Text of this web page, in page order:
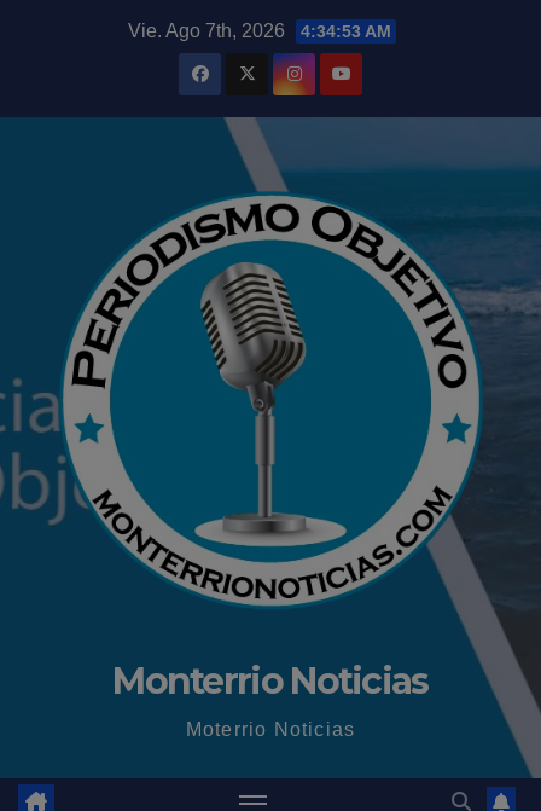
Vie. Ago 7th, 2026 4:34:54 AM
Monterrio Noticias
Moterrio Noticias
modal-check